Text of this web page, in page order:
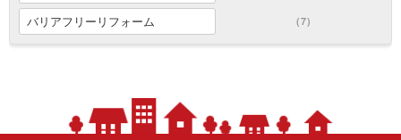
バリアフリーリフォーム (7)